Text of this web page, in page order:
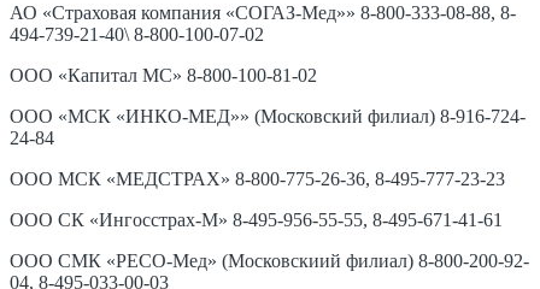
АО «Страховая компания «СОГАЗ-Мед»» 8-800-333-08-88, 8-
494-739-21-40\ 8-800-100-07-02
ООО «Капитал МС» 8-800-100-81-02
ООО «МСК «ИНКО-МЕД»» (Московский филиал) 8-916-724-
24-84
ООО МСК «МЕДСТРАХ» 8-800-775-26-36, 8-495-777-23-23
ООО СК «Ингосстрах-М» 8-495-956-55-55, 8-495-671-41-61
ООО СМК «РЕСО-Мед» (Московскиий филиал) 8-800-200-92-
04, 8-495-033-00-03